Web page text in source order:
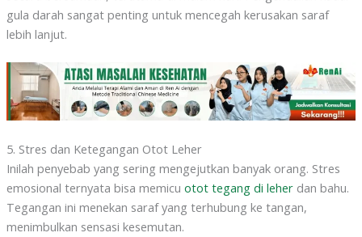
gula darah sangat penting untuk mencegah kerusakan saraf
lebih lanjut.
5. Stres dan Ketegangan Otot Leher
Inilah penyebab yang sering mengejutkan banyak orang. Stres
emosional ternyata bisa memicu otot tegang di leherdan bahu.
Tegangan ini menekan saraf yang terhubung ke tangan,
menimbulkan sensasi kesemutan.